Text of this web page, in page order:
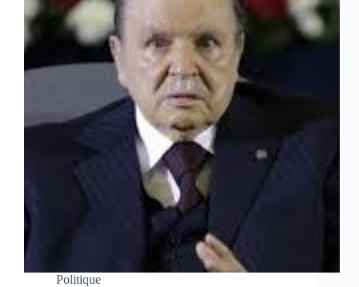
Politique